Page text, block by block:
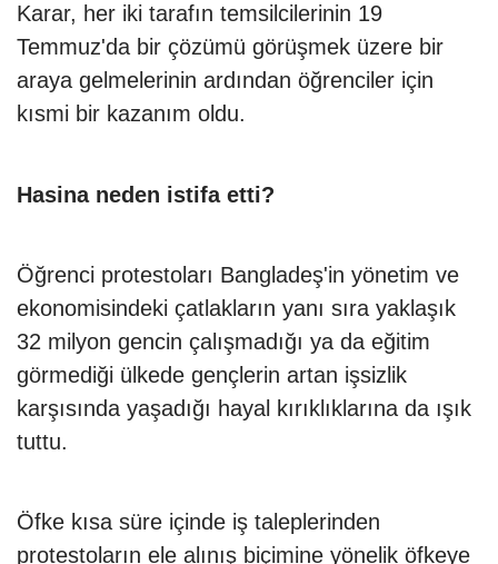
Karar, her iki tarafın temsilcilerinin 19
Temmuz'da bir çözümü görüşmek üzere bir
araya gelmelerinin ardından öğrenciler için
kısmi bir kazanım oldu.
Hasina neden istifa etti?
Öğrenci protestoları Bangladeş'in yönetim ve
ekonomisindeki çatlakların yanı sıra yaklaşık
32 milyon gencin çalışmadığı ya da eğitim
görmediği ülkede gençlerin artan işsizlik
karşısında yaşadığı hayal kırıklıklarına da ışık
tuttu.
Öfke kısa süre içinde iş taleplerinden
protestoların ele alınış biçimine yönelik öfkeye